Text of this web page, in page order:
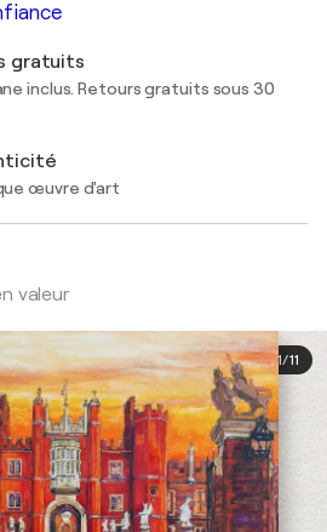
gratuits
inclus. Retours gratuits sous 30
œuvre d'art
valeur
1/11